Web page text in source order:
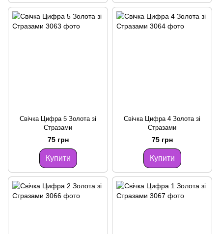
Свічка Цифра 5 Золота зі
Стразами
75 грн
Купити
Свічка Цифра 4 Золота зі
Стразами
75 грн
Купити